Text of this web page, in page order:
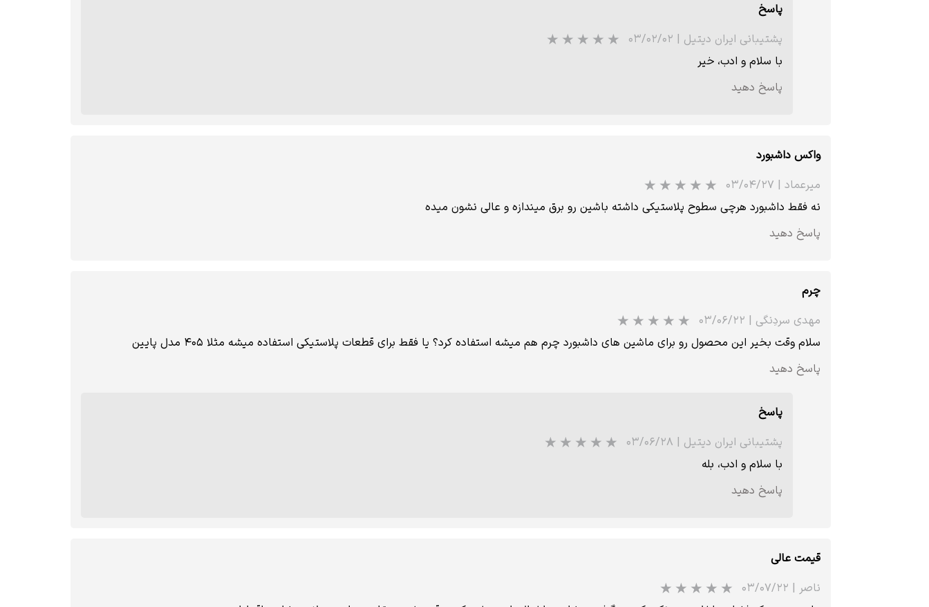
★★
پاسخ
پشتیبانی ایران دیتیل | ۰۳/۰۲/۰۲
با سلام و ادب، خیر
پاسخ دهید
واکس داشبورد
میرعماد | ۰۳/۰۴/۲۷
نه فقط داشبورد هرچی سطوح پلاستیکی داشته باشین رو برق میندازه و عالی نشون میده
پاسخ دهید
چرم
مهدی سردِنگی | ۰۳/۰۶/۲۲
سلام وقت بخیر این محصول رو برای ماشین های داشبورد چرم هم میشه استفاده کرد؟ یا فقط برای قطعات پلاستیکی استفاده میشه مثلا ۴۰۵ مدل پایین
پاسخ دهید
پاسخ
پشتیبانی ایران دیتیل | ۰۳/۰۶/۲۸
با سلام و ادب، بله
پاسخ دهید
قیمت عالی
ناصر | ۰۳/۰۷/۲۲